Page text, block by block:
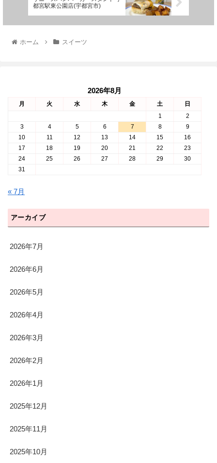
都宮駅東公園店(宇都宮市)
ホーム スイーツ
2026年8月
月 火 水 木 金 土
日
1
2
3
4 5 6 7 8
9
10
11 12 13 14 15
16
17
18 19 20 21 22
23
24
25 26 27 28 29
30
31
« 7月
アーカイブ
2026年7月
2026年6月
2026年5月
2026年4月
2026年3月
2026年2月
2026年1月
2025年12月
2025年11月
2025年10月